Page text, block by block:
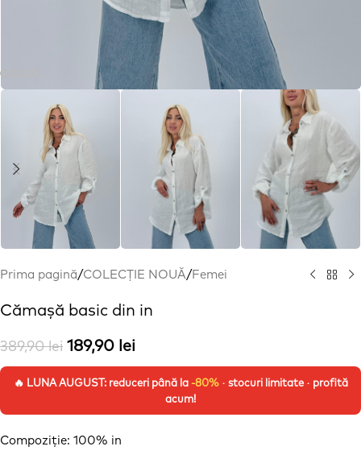
Prima pagină/COLECȚIE NOUĂ/Femei
Cămașă basic din in
389,90lei 189,90 lei
🔥 LUNA AUGUST: reduceri până la -80%· stocuri limitate · profită
acum!
Compoziție: 100% in